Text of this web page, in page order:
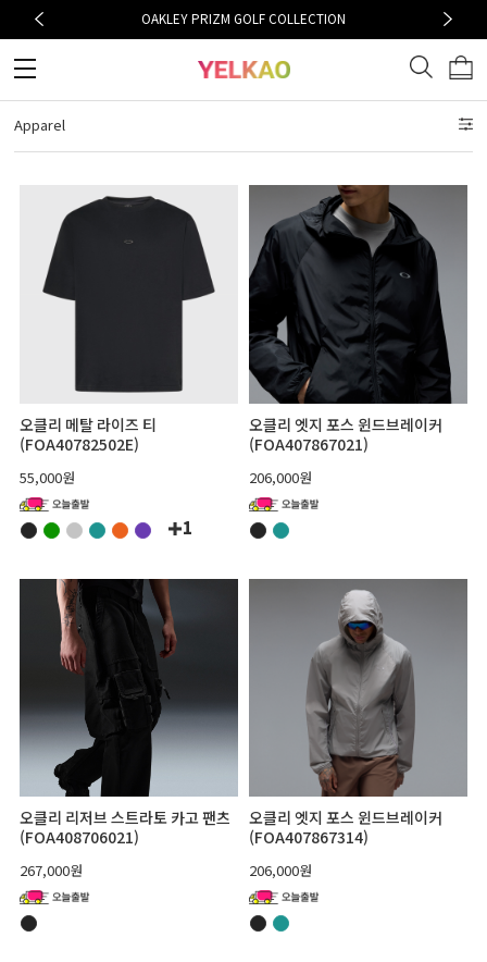
OAKLEY PRIZM GOLF COLLECTION
Apparel
오클리 메탈 라이즈 티
(FOA40782502E)
55,000원
1
오클리 엣지 포스 윈드브레이커
(FOA407867021)
206,000원
오클리 리저브 스트라토 카고 팬츠
(FOA408706021)
267,000원
오클리 엣지 포스 윈드브레이커
(FOA407867314)
206,000원